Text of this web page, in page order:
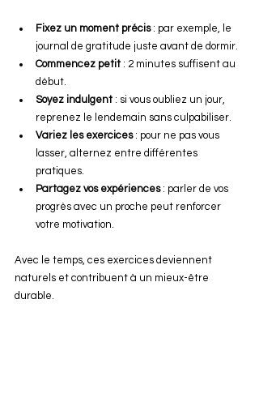
Fixez un moment précis : par exemple, le
journal de gratitude juste avant de dormir.
Commencez petit : 2 minutes suffisent au
début.
Soyez indulgent : si vous oubliez un jour,
reprenez le lendemain sans culpabiliser.
Variez les exercices : pour ne pas vous
lasser, alternez entre différentes
pratiques.
Partagez vos expériences : parler de vos
progrès avec un proche peut renforcer
votre motivation.
Avec le temps, ces exercices deviennent
naturels et contribuent à un mieux-être
durable.